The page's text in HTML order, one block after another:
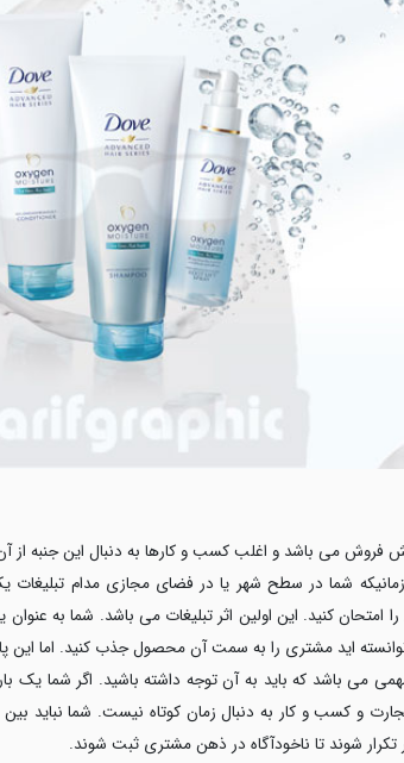
فروش می باشد و اغلب کسب و کارها به دنبال این جنبه از
شما در سطح شهر یا در فضای مجازی مدام تبلیغات
را امتحان کنید. این اولین اثر تبلیغات می باشد. شما به
اید مشتری را به سمت آن محصول جذب کنید. اما این
می باشد که باید به آن توجه داشته باشید. اگر شما یک
و کسب و کار به دنبال زمان کوتاه نیست. شما نباید بین
تکرار شوند تا ناخودآگاه در ذهن مشتری ثبت شوند.